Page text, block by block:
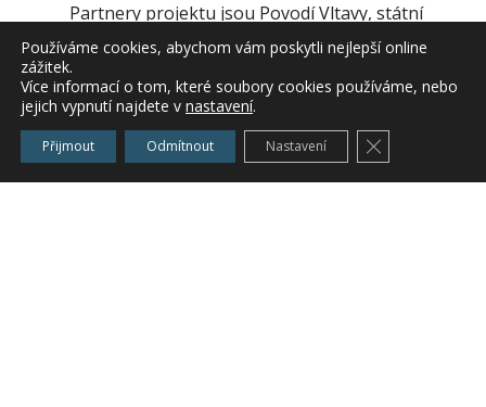
Partnery projektu jsou Povodí Vltavy, státní
podnik, společnost Bisport s.r.o. a ČEPS, a.s.,
mediálním partnerem Rádio Blaník. Patronkou
projektu je zpěvačka Aneta Langerová.
K projektu se postupně přidávali další
organizátoři a v současnosti už se řeka Sázava
Používáme cookies, abychom vám poskytli nejlepší online
zážitek.
Více informací o tom, které soubory cookies používáme, nebo
jejich vypnutí najdete v nastavení.
Přijmout Odmítnout Nastavení Zavřít cookie